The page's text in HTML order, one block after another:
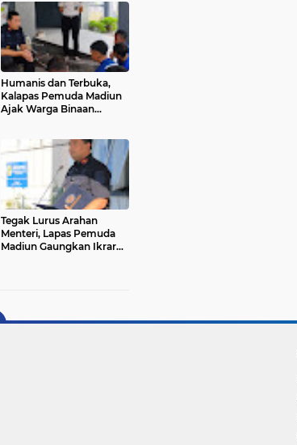
Humanis dan Terbuka,
Kalapas Pemuda Madiun
Ajak Warga Binaan
Tegak Lurus Arahan
Menteri, Lapas Pemuda
Madiun Gaungkan Ikrar